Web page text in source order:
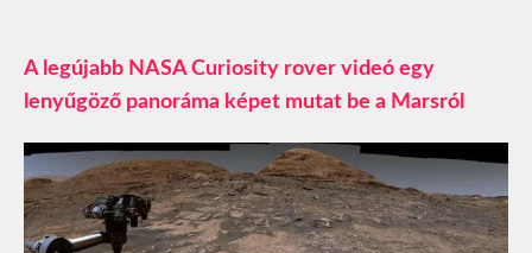
A legújabb NASA Curiosity rover videó egy
lenyűgöző panoráma képet mutat be a Marsról